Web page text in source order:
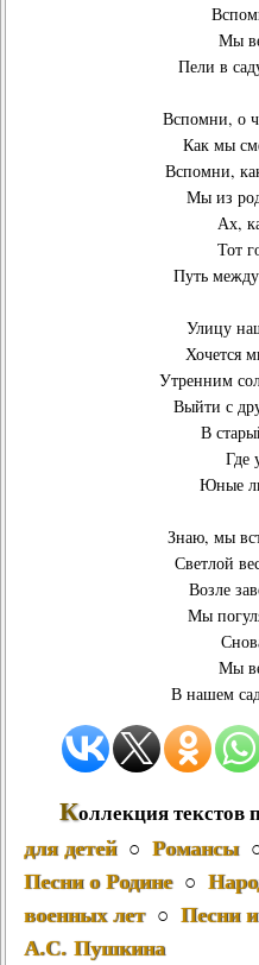
Мы
Пели в
Вспомни, о
Как мы
Вспомни,
Мы из
Ах,
Тот
Путь
Улицу
Хочется
Утренним
Выйти с
В
Где
Юные
Знаю, мы
Светлой
Возле
Мы
Мы
В нашем
Коллекция текстов
для детей○ Романсы
Песни о Родине○
военных лет○ Песни
А.С. Пушкина